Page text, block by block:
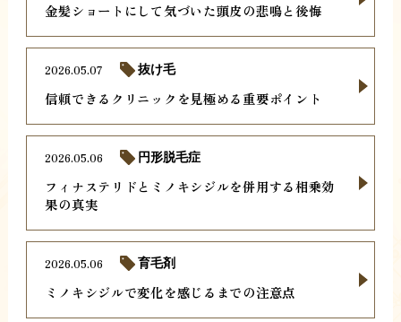
金髪ショートにして気づいた頭皮の悲鳴と後悔
信頼できるクリニックを見極める重要ポイント
2026.05.07 抜け毛
フィナステリドとミノキシジルを併用する相乗効
果の真実
2026.05.06 円形脱毛症
ミノキシジルで変化を感じるまでの注意点
2026.05.06 育毛剤